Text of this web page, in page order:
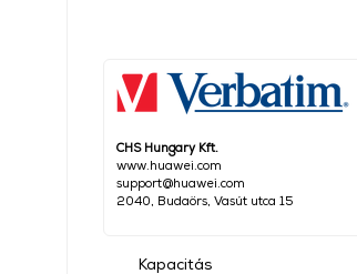
CHS Hungary Kft.
www.huawei.com
support@huawei.com
2040, Budaörs, Vasút utca 15
Kapacitás